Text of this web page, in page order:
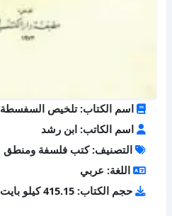
اسم الكتاب: تلخيص السفسطة
اسم الكاتب: ابن رشد
التصنيف: كتب فلسفة ومنطق
اللغة: عربي
حجم الكتاب: 415.15 كيلو بايت